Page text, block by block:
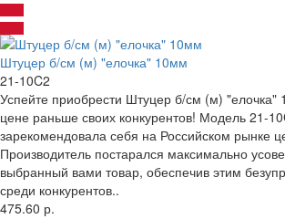
Штуцер б/см (м) "елочка" 10мм
21-10C2
Успейте приобрести Штуцер б/см (м) "елочка"
цене раньше своих конкурентов! Модель 21-
зарекомендовала себя на Российском рынке
Производитель постарался максимально
выбранный вами товар, обеспечив этим
среди конкурентов..
475.60 р.